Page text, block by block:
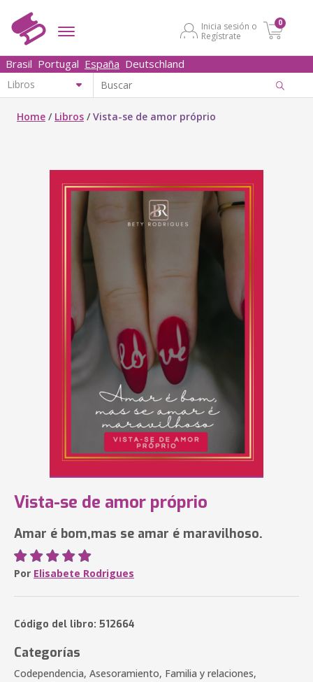
Inicia sesión o
Regístrate
0
Brasil Portugal España Deutschland
Home / Libros /Vista-se de amor próprio
Vista-se de amor próprio
Amar é bom,mas se amar é maravilhoso.
Por Elisabete Rodrigues
Código del libro: 512664
Categorías
Codependencia, Asesoramiento, Familia y relaciones,